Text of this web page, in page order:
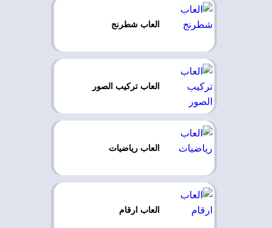
العاب شطرنج
العاب تركيب الصور
العاب رياضيات
العاب ارقام